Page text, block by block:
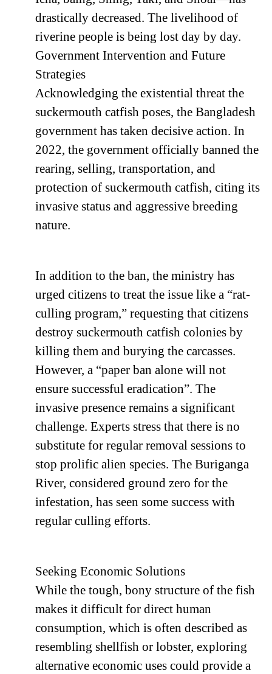
drastically decreased. The livelihood of
riverine people is being lost day by day.
Government Intervention and Future
Strategies
Acknowledging the existential threat the
suckermouth catfish poses, the Bangladesh
government has taken decisive action. In
2022, the government officially banned the
rearing, selling, transportation, and
protection of suckermouth catfish, citing its
invasive status and aggressive breeding
nature.
In addition to the ban, the ministry has
urged citizens to treat the issue like a “rat-
culling program,” requesting that citizens
destroy suckermouth catfish colonies by
killing them and burying the carcasses.
However, a “paper ban alone will not
ensure successful eradication”. The
invasive presence remains a significant
challenge. Experts stress that there is no
substitute for regular removal sessions to
stop prolific alien species. The Buriganga
River, considered ground zero for the
infestation, has seen some success with
regular culling efforts.
Seeking Economic Solutions
While the tough, bony structure of the fish
makes it difficult for direct human
consumption, which is often described as
resembling shellfish or lobster, exploring
alternative economic uses could provide a